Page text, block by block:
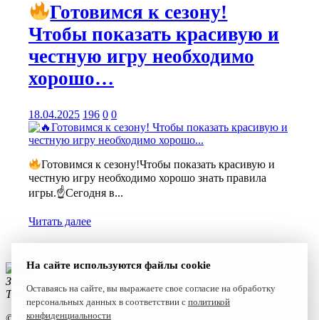
Готовимся к сезону!
Чтобы показать красивую и
честную игру необходимо
хорошо…
18.04.2025 196 0 0
Готовимся к сезону!Чтобы показать красивую и
честную игру необходимо хорошо знать правила
игры.☝Сегодня в...
Читать далее
Запишитесь к нам сегодня!
Телефон:+7(4922) 47-06-22
На сайте используются файлы cookie
Оставаясь на сайте, вы выражаете свое согласие на обработку
персональных данных в соответствии с политикой
конфиденциальности